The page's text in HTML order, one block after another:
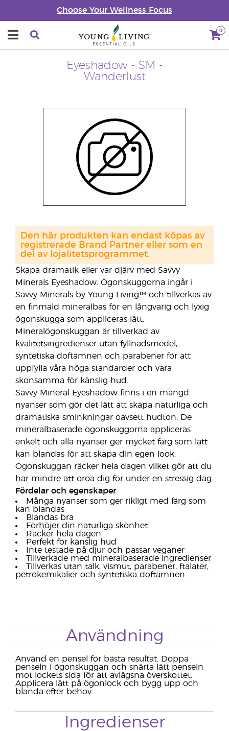
Choose Your Wellness Focus
0
Eyeshadow - SM -
Wanderlust
Skapa dramatik eller var djärv med Savvy
Minerals Eyeshadow. Ögonskuggorna ingår i
Savvy Minerals by Young Living™ och tillverkas av
en finmald mineralbas för en långvarig och lyxig
ögonskugga som appliceras lätt.
Mineralögonskuggan är tillverkad av
kvalitetsingredienser utan fyllnadsmedel,
syntetiska doftämnen och parabener för att
uppfylla våra höga standarder och vara
skonsamma för känslig hud.
Savvy Mineral Eyeshadow finns i en mängd
nyanser som gör det lätt att skapa naturliga och
dramatiska sminkningar oavsett hudton. De
mineralbaserade ögonskuggorna appliceras
enkelt och alla nyanser ger mycket färg som lätt
kan blandas för att skapa din egen look.
Ögonskuggan räcker hela dagen vilket gör att du
har mindre att oroa dig för under en stressig dag.
Fördelar och egenskaper
Många nyanser som ger rikligt med färg som
kan blandas
Blandas bra
Förhöjer din naturliga skönhet
Räcker hela dagen
Perfekt för känslig hud
Inte testade på djur och passar veganer
Tillverkade med mineralbaserade ingredienser
Tillverkas utan talk, vismut, parabener, ftalater,
petrokemikalier och syntetiska doftämnen
Den här produkten kan endast köpas av
registrerade Brand Partner eller som en
del av lojalitetsprogrammet.
Användning
Använd en pensel för bästa resultat. Doppa
penseln i ögonskuggan och snärta lätt penseln
mot lockets sida för att avlägsna överskottet.
Applicera lätt på ögonlock och bygg upp och
blanda efter behov.
Ingredienser